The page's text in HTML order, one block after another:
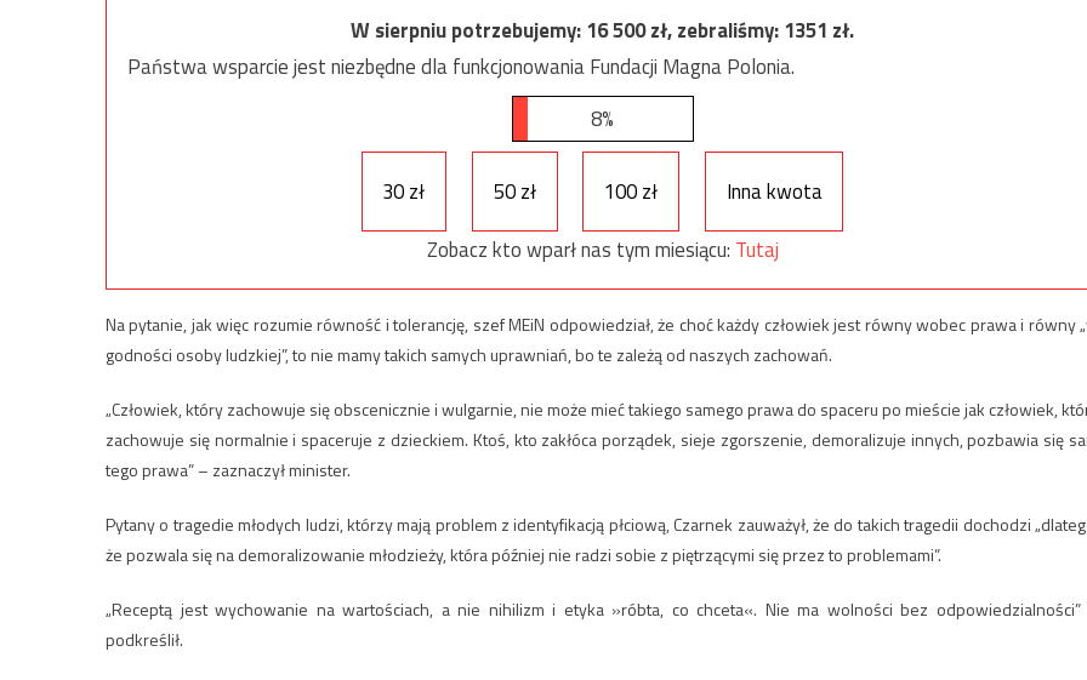
W sierpniu potrzebujemy:16 500zł, zebraliśmy:1351 zł.
Państwa wsparcie jest niezbędne dla funkcjonowania Fundacji Magna Polonia.
8%
30 zł 50 zł 100 zł
Inna kwota
Zobacz kto wparł nas tym miesiącu: Tutaj
Na pytanie, jak więc rozumie równość i tolerancję, szef MEiN odpowiedział, że choć każdy człowiek jest równy wobec prawa i równy
godności osoby ludzkiej”, to nie mamy takich samych uprawniań, bo te zależą od naszych zachowań.
„Człowiek, który zachowuje się obscenicznie i wulgarnie, nie może mieć takiego samego prawa do spaceru po mieście jak człowiek,
zachowuje się normalnie i spaceruje z dzieckiem. Ktoś, kto zakłóca porządek, sieje zgorszenie, demoralizuje innych, pozbawia się
tego prawa” – zaznaczył minister.
Pytany o tragedie młodych ludzi, którzy mają problem z identyfikacją płciową, Czarnek zauważył, że do takich tragedii dochodzi
że pozwala się na demoralizowanie młodzieży, która później nie radzi sobie z piętrzącymi się przez to problemami”.
„Receptą jest wychowanie na wartościach, a nie nihilizm i etyka »róbta, co chceta«. Nie ma wolności bez
podkreślił.